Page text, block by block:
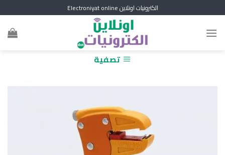
to
content
الكترونيات اونلاين Electroniyat online
تصفية